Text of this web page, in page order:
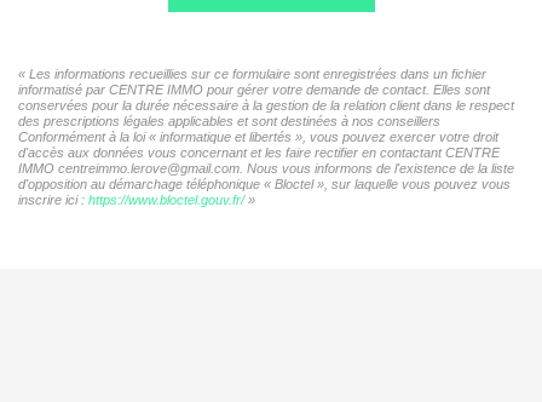
« Les informations recueillies sur ce formulaire sont enregistrées dans un fichier
informatisé par CENTRE IMMO pour gérer votre demande de contact. Elles sont
conservées pour la durée nécessaire à la gestion de la relation client dans le respect
des prescriptions légales applicables et sont destinées à nos conseillers
Conformément à la loi « informatique et libertés », vous pouvez exercer votre droit
d'accès aux données vous concernant et les faire rectifier en contactant CENTRE
IMMO centreimmo.lerove@gmail.com. Nous vous informons de l'existence de la liste
d'opposition au démarchage téléphonique « Bloctel », sur laquelle vous pouvez vous
inscrire ici : https://www.bloctel.gouv.fr/»